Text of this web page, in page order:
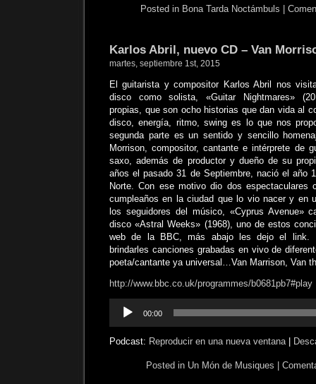
Posted in Bona Tarda Noctámbuls
Karlos Abril, nuevo CD – Van
martes, septiembre 1st, 2015
El guitarista y compositor Karlos Abril nos
disco como solista, «Guitar Nightmares»
propias, que son ocho historias que dan vida al
disco, energía, ritmo, swing es lo que nos
segunda parte es un sentido y sencillo
Morrison, compositor, cantante e intérprete de
saxo, además de productor y dueño de su
años el pasado 31 de Septiembre, nació el año
Norte. Con ese motivo dio dos
cumpleaños en la ciudad que lo vio nacer y en
los seguidores del músico, «Cyprus Avenue»
disco «Astral Weeks» (1968), uno de estos
web de la BBC, más abajo les dejo el link.
brindarles canciones grabadas en vivo de
poeta/cantante ya universal…Van Marrison, Van
http://www.bbc.co.uk/programmes/b0681pb7#play
audio
00:00
Podcast: Reproducir en una nueva ventana|
Posted in Un Món de Musiques